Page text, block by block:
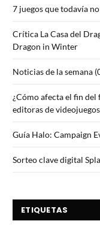
7 juegos que todavía
Crítica La Casa del
Dragon in Winter
Noticias de la semana
¿Cómo afecta el fin
editoras de
Guía Halo: Campaign
Sorteo clave digital
ETIQUETAS